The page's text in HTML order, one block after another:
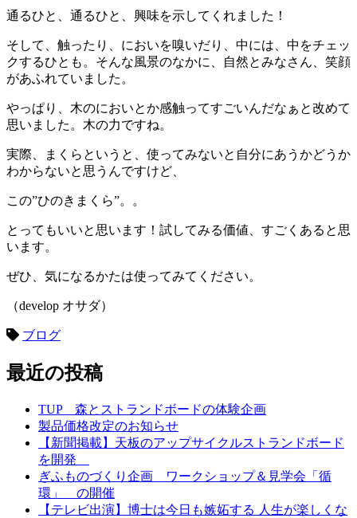
通るひと、通るひと、興味を示してくれました！
そして、触ったり、においを嗅いだり、中には、中をチェッ
クするひとも。そんな風景のなかに、自然とみなさん、笑顔
があふれていました。
やっぱり、木のにおいとか感触ってすごいんだなぁと改めて
思いました。木の力ですね。
実際、まくらというと、使ってみないと自分にあうかどうか
わからないと思うんですけど、
この”ひのきまくら”。。
とってもいいと思います！試してみる価値、すごくあると思
います。
ぜひ、気になるかたは使ってみてください。
（develop オサダ）
ブログ
最近の投稿
TUP 森とストランドボードの体験企画
製品価格改定のお知らせ
【新聞掲載】天板のアップサイクルストランドボード
を開発
ぎふものづくり企画 ワークショップ＆見学会「循
環」 の開催
【テレビ出演】博士は今日も嫉妬する 人生が楽しくな